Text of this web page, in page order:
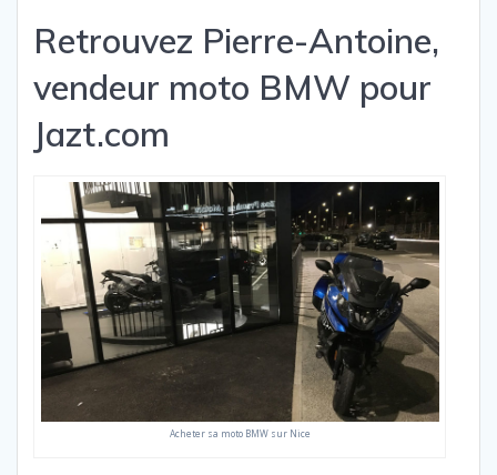
Retrouvez Pierre-Antoine,
vendeur moto BMW pour
Jazt.com
Acheter sa moto BMW sur Nice